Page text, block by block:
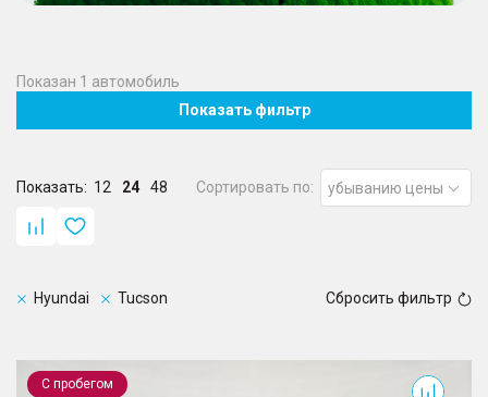
Показан 1 автомобиль
Показать фильтр
Показать: 12 24 48 Сортировать по: убыванию цены
Hyundai Tucson Сбросить фильтр
С пробегом
Tucson